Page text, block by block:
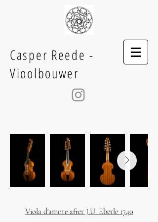
Casper Reede -
Vioolbouwer
Viola d'amore after J.U. Eberle 1740